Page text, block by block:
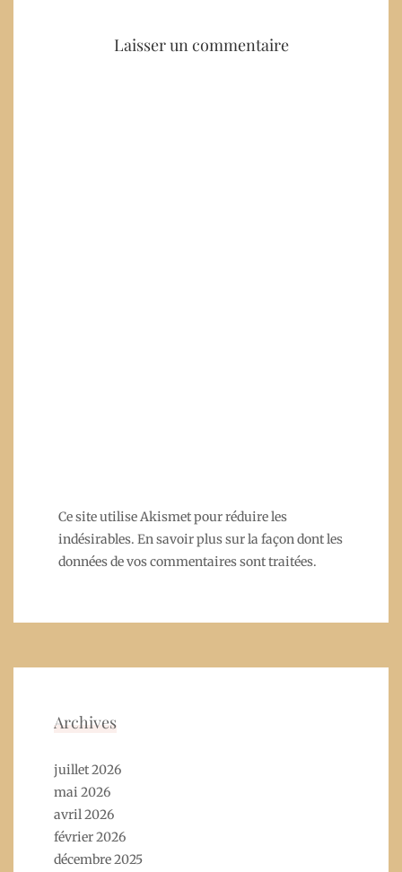
Laisser un commentaire
Ce site utilise Akismet pour réduire les
indésirables. En savoir plus sur la façon dont les
données de vos commentaires sont traitées.
Archives
juillet 2026
mai 2026
avril 2026
février 2026
décembre 2025